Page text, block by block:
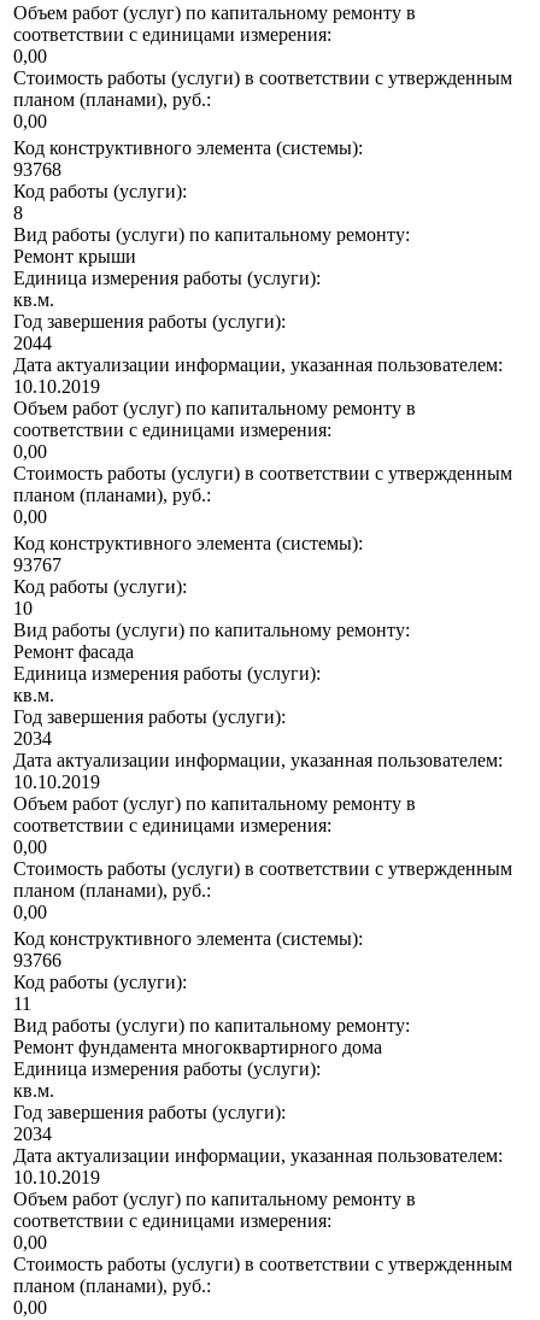
Объем работ (услуг) по капитальному ремонту в
соответствии с единицами измерения:
0,00
Стоимость работы (услуги) в соответствии с утвержденным
планом (планами), руб.:
0,00
Код конструктивного элемента (системы):
93768
Код работы (услуги):
8
Вид работы (услуги) по капитальному ремонту:
Ремонт крыши
Единица измерения работы (услуги):
кв.м.
Год завершения работы (услуги):
2044
Дата актуализации информации, указанная пользователем:
10.10.2019
Объем работ (услуг) по капитальному ремонту в
соответствии с единицами измерения:
0,00
Стоимость работы (услуги) в соответствии с утвержденным
планом (планами), руб.:
0,00
Код конструктивного элемента (системы):
93767
Код работы (услуги):
10
Вид работы (услуги) по капитальному ремонту:
Ремонт фасада
Единица измерения работы (услуги):
кв.м.
Год завершения работы (услуги):
2034
Дата актуализации информации, указанная пользователем:
10.10.2019
Объем работ (услуг) по капитальному ремонту в
соответствии с единицами измерения:
0,00
Стоимость работы (услуги) в соответствии с утвержденным
планом (планами), руб.:
0,00
Код конструктивного элемента (системы):
93766
Код работы (услуги):
11
Вид работы (услуги) по капитальному ремонту:
Ремонт фундамента многоквартирного дома
Единица измерения работы (услуги):
кв.м.
Год завершения работы (услуги):
2034
Дата актуализации информации, указанная пользователем:
10.10.2019
Объем работ (услуг) по капитальному ремонту в
соответствии с единицами измерения:
0,00
Стоимость работы (услуги) в соответствии с утвержденным
планом (планами), руб.:
0,00